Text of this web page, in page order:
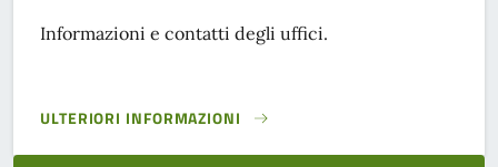
Informazioni e contatti degli uffici.
ULTERIORI INFORMAZIONI
AREA TECNICA}